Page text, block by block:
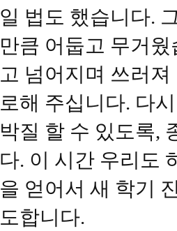
일 법도 했습니다.
만큼 어둡고 무거
고 넘어지며 쓰러
로해 주십니다. 다
박질 할 수 있도록,
다. 이 시간 우리도
을 얻어서 새 학기
도합니다.